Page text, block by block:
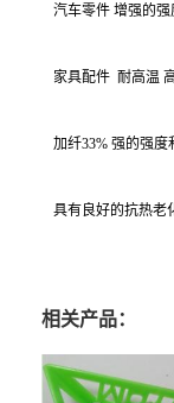
汽车零件 增强的
家具配件 耐高温
加纤33% 强的强
具有良好的抗热老
相关产品：